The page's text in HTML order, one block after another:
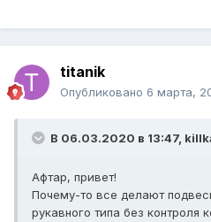
titanik
Опубликовано 6 марта,
В 06.03.2020 в 13:47,
Афтар, привет!
Почему-то все делают
рукавного типа без контроля